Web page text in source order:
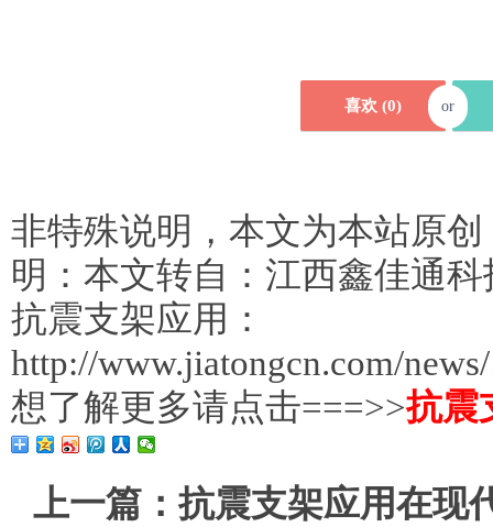
喜欢 (0) or
非特殊说明，本文为本站原
明：本文转自：江西鑫佳通
抗震支架应用：
http://www.jiatongcn.com/
想了解更多请点击===>>抗震
上一篇：抗震支架应用在现